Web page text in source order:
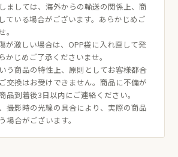
ましては、海外からの輸送の関係上、商
ている場合がございます。あらかじめご
。
が激しい場合は、OPP袋に入れ直して発
かじめご了承くださいませ。
う商品の特性上、原則としてお客様都合
交換はお受けできません。商品に不備が
品到着後3日以内にご連絡ください。
撮影時の光線の具合により、実際の商品
場合がございます。